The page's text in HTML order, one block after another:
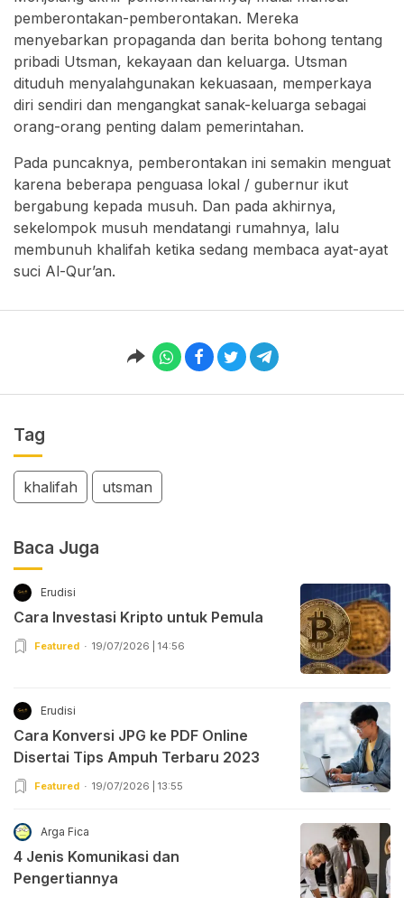
pemberontakan-pemberontakan. Mereka
menyebarkan propaganda dan berita bohong tentang
pribadi Utsman, kekayaan dan keluarga. Utsman
dituduh menyalahgunakan kekuasaan, memperkaya
diri sendiri dan mengangkat sanak-keluarga sebagai
orang-orang penting dalam pemerintahan.
Pada puncaknya, pemberontakan ini semakin menguat
karena beberapa penguasa lokal / gubernur ikut
bergabung kepada musuh. Dan pada akhirnya,
sekelompok musuh mendatangi rumahnya, lalu
membunuh khalifah ketika sedang membaca ayat-ayat
suci Al-Qur’an.
Tag
khalifah utsman
Baca Juga
Erudisi
Cara Investasi Kripto untuk Pemula
Featured 19/07/2026 | 14:56
Erudisi
Cara Konversi JPG ke PDF Online
Disertai Tips Ampuh Terbaru 2023
Featured 19/07/2026 | 13:55
Arga Fica
4 Jenis Komunikasi dan
Pengertiannya